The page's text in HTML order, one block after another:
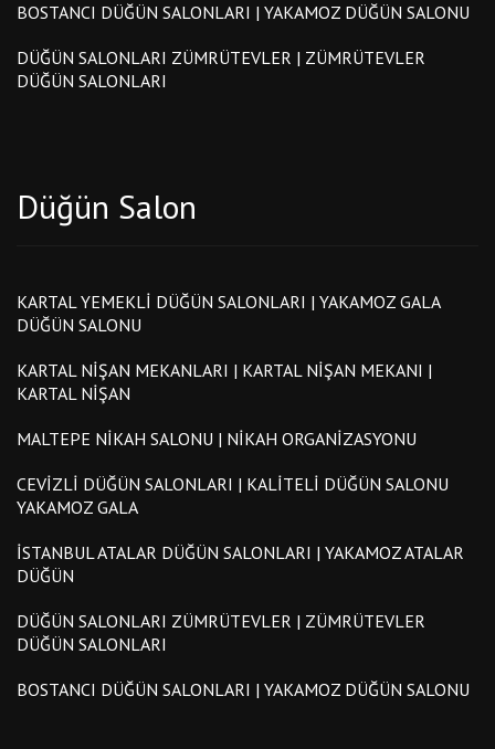
BOSTANCI DÜĞÜN SALONLARI | YAKAMOZ DÜĞÜN SALONU
DÜĞÜN SALONLARI ZÜMRÜTEVLER | ZÜMRÜTEVLER
DÜĞÜN SALONLARI
Düğün Salon
KARTAL YEMEKLI DÜĞÜN SALONLARI | YAKAMOZ GALA
DÜĞÜN SALONU
KARTAL NIŞAN MEKANLARI | KARTAL NIŞAN MEKANI |
KARTAL NIŞAN
MALTEPE NIKAH SALONU | NIKAH ORGANIZASYONU
CEVIZLI DÜĞÜN SALONLARI | KALITELI DÜĞÜN SALONU
YAKAMOZ GALA
İSTANBUL ATALAR DÜĞÜN SALONLARI | YAKAMOZ ATALAR
DÜĞÜN
DÜĞÜN SALONLARI ZÜMRÜTEVLER | ZÜMRÜTEVLER
DÜĞÜN SALONLARI
BOSTANCI DÜĞÜN SALONLARI | YAKAMOZ DÜĞÜN SALONU